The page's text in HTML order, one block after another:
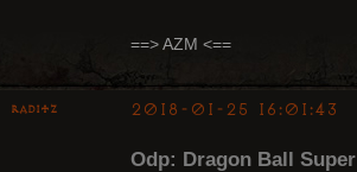
==> AZM <==
Raditz 2018-01-25 16:01:43
Odp: Dragon Ball Super